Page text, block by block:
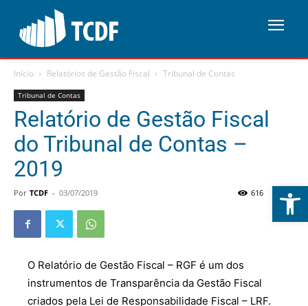
Abrir
Início Relatórios de Gestão Fiscal Tribunal de Contas
Tribunal de Contas
Relatório de Gestão Fiscal
do Tribunal de Contas –
2019
Por TCDF - 03/07/2019 0
616
O Relatório de Gestão Fiscal – RGF é um dos
instrumentos de Transparência da Gestão Fiscal
criados pela Lei de Responsabilidade Fiscal – LRF.